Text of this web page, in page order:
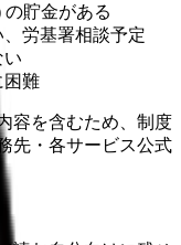
の貯金がある
労基署相談予定
い
困難
容を含むため、制度
先・各サービス公式